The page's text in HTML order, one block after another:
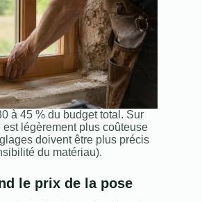
à 45 % du budget total. Sur
légèrement plus coûteuse
doivent être plus précis
du matériau).
le prix de la pose